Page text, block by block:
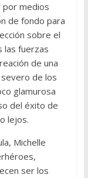
por medios
de fondo para
sobre el
las fuerzas
de una
de los
glamurosa
del éxito de
lejos.
Michelle
ser los